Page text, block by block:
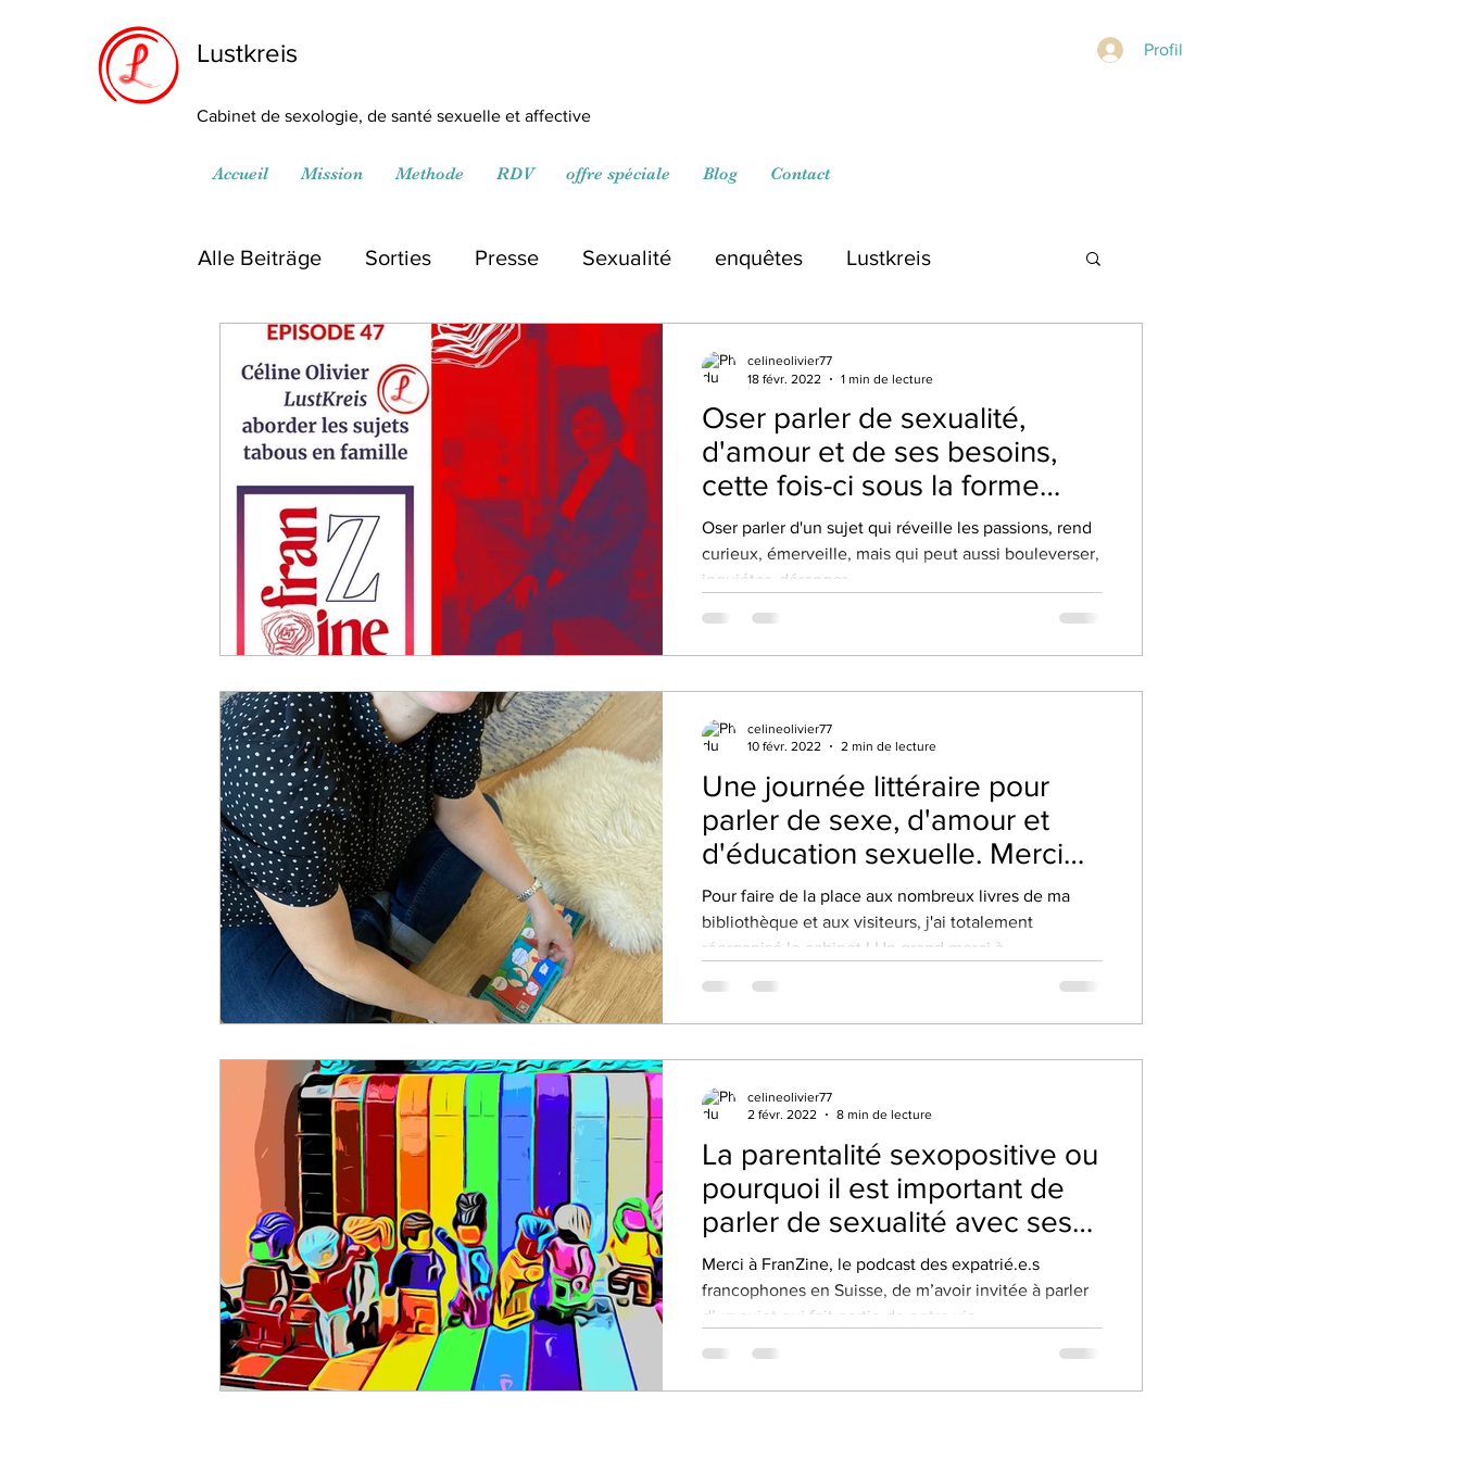
Lustkreis
Cabinet de sexologie, de santé sexuelle et affective
Accueil Mission Methode RDV offre spéciale Blog Contact
Profil
Alle Beiträge Sorties Presse Sexualité enquêtes Lustkreis
Médiathèque
Oser parler de sexualité,
d'amour et de ses besoins,
cette fois-ci sous la forme
d'un podcast!
Oser parler d'un sujet qui réveille les passions, rend
curieux, émerveille, mais qui peut aussi bouleverser,
inquiéter, déranger,...
celineolivier77
18 févr. 2022
1 min de lecture
Une journée littéraire pour
parler de sexe, d'amour et
d'éducation sexuelle. Merci
de votre visite !
Pour faire de la place aux nombreux livres de ma
bibliothèque et aux visiteurs, j'ai totalement
réorganisé le cabinet ! Un grand merci à...
celineolivier77
10 févr. 2022
2 min de lecture
La parentalité sexopositive ou
pourquoi il est important de
parler de sexualité avec ses
enfants ?
Merci à FranZine, le podcast des expatrié.e.s
francophones en Suisse, de m’avoir invitée à parler
d’un sujet qui fait partie de notre vie...
celineolivier77
2 févr. 2022
8 min de lecture